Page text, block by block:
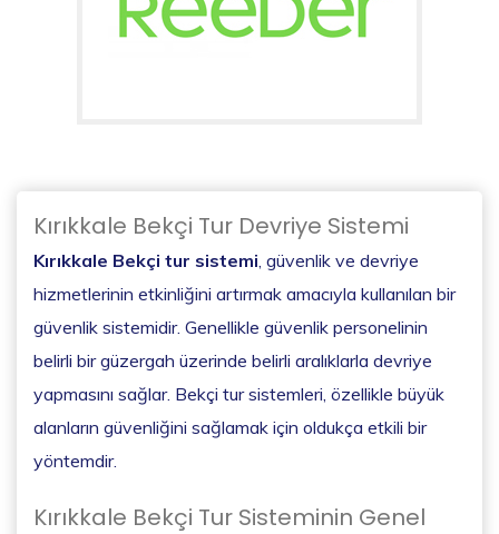
Kırıkkale Bekçi Tur Devriye Sistemi
Kırıkkale Bekçi tur sistemi, güvenlik ve devriye
hizmetlerinin etkinliğini artırmak amacıyla kullanılan bir
güvenlik sistemidir. Genellikle güvenlik personelinin
belirli bir güzergah üzerinde belirli aralıklarla devriye
yapmasını sağlar. Bekçi tur sistemleri, özellikle büyük
alanların güvenliğini sağlamak için oldukça etkili bir
yöntemdir.
Kırıkkale Bekçi Tur Sisteminin Genel